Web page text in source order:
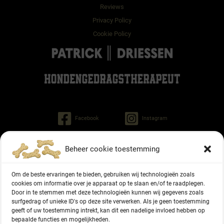
Beheer cookie toestemming
Om de beste ervaringen te bieden, gebruiken wij technologieën zoals
cookies om informatie over je apparaat op te slaan en/of te raadplegen.
Door in te stemmen met deze technologieën kunnen wij gegevens zoals
surfgedrag of unieke ID's op deze site verwerken. Als je geen toestemming
geeft of uw toestemming intrekt, kan dit een nadelige invloed hebben op
bepaalde functies en mogelijkheden.
Reviews
Privacy Policy
Cookie Policy
Facebook Instagram
Patrick Driessen
Regiment Pontonniers 47
6822 NG Arnhem (NL)
+31 6 27336416